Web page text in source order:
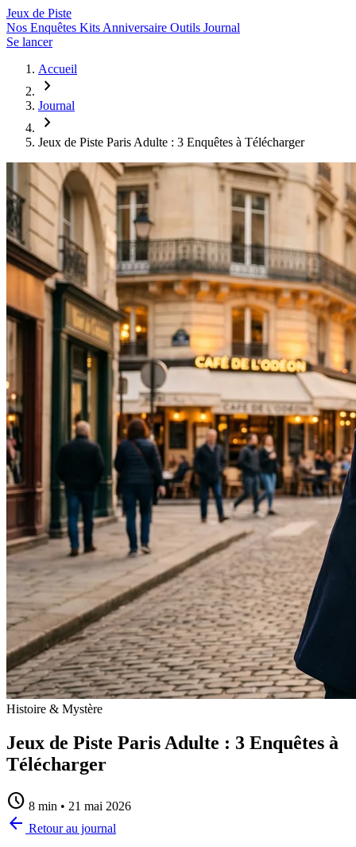
Jeux de Piste
Nos Enquêtes Kits Anniversaire Outils Journal
Se lancer
Accueil
chevron_right
Journal
chevron_right
Jeux de Piste Paris Adulte : 3 Enquêtes à Télécharger
Histoire & Mystère
Jeux de Piste Paris Adulte : 3 Enquêtes à
Télécharger
schedule 8 min • 21 mai 2026
arrow_back Retour au journal